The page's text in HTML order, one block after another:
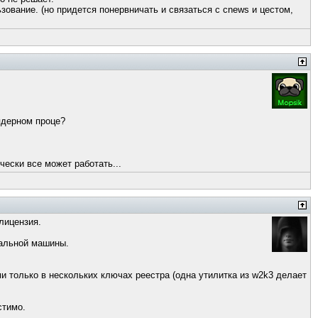
(но придется понервничать и связаться с cnews и цестом,
проце?
все может работать...
машины.
в нескольких ключах реестра (одна утилитка из w2k3 делает